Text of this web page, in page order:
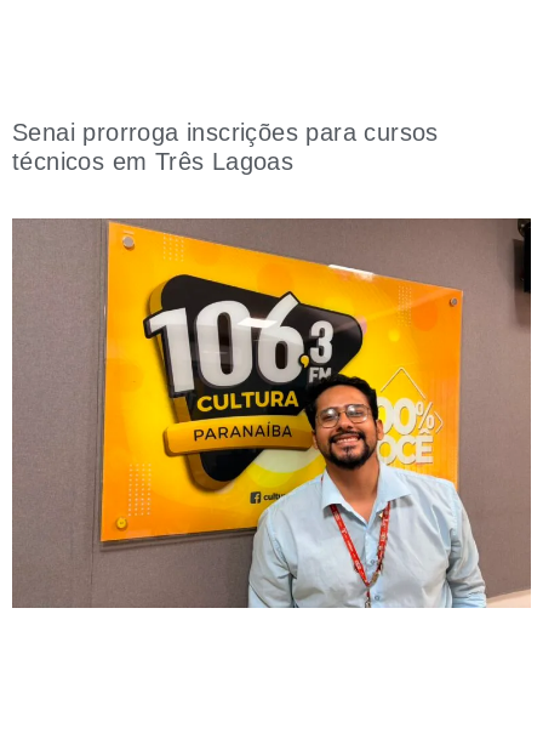
Senai prorroga inscrições para cursos
técnicos em Três Lagoas